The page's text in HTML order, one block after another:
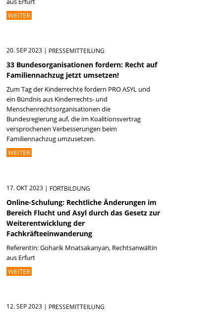
WEITER
20. SEP 2023 | PRESSEMITTEILUNG
33 Bundesorganisationen fordern: Recht auf
Familiennachzug jetzt umsetzen!
Zum Tag der Kinderrechte fordern PRO ASYL und
ein Bündnis aus Kinderrechts- und
Menschenrechtsorganisationen die
Bundesregierung auf, die im Koalitionsvertrag
versprochenen Verbesserungen beim
Familiennachzug umzusetzen.
WEITER
17. OKT 2023 | FORTBILDUNG
Online-Schulung: Rechtliche Änderungen im
Bereich Flucht und Asyl durch das Gesetz zur
Weiterentwicklung der
Fachkräfteeinwanderung
Referentin: Goharik Mnatsakanyan, Rechtsanwältin
aus Erfurt
WEITER
12. SEP 2023 | PRESSEMITTEILUNG